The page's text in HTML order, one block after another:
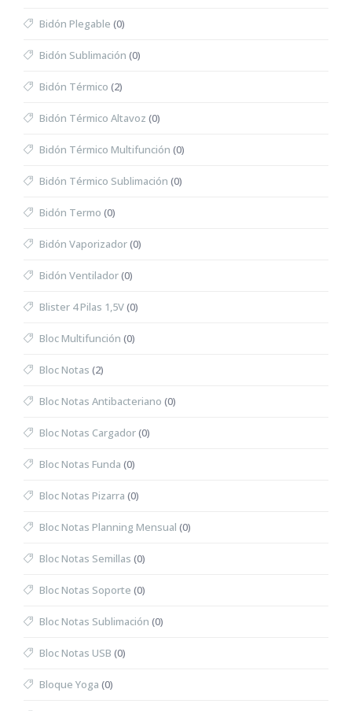
Bidón Plegable (0)
Bidón Sublimación (0)
Bidón Térmico (2)
Bidón Térmico Altavoz (0)
Bidón Térmico Multifunción (0)
Bidón Térmico Sublimación (0)
Bidón Termo (0)
Bidón Vaporizador(0)
Bidón Ventilador(0)
Blister 4 Pilas 1,5V(0)
Bloc Multifunción (0)
Bloc Notas (2)
Bloc Notas Antibacteriano (0)
Bloc Notas Cargador(0)
Bloc Notas Funda (0)
Bloc Notas Pizarra (0)
Bloc Notas Planning Mensual (0)
Bloc Notas Semillas (0)
Bloc Notas Soporte (0)
Bloc Notas Sublimación (0)
Bloc Notas USB (0)
Bloque Yoga (0)